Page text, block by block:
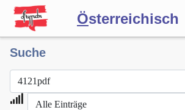
Österreichisch
Wörterbuch
Forum
Suche